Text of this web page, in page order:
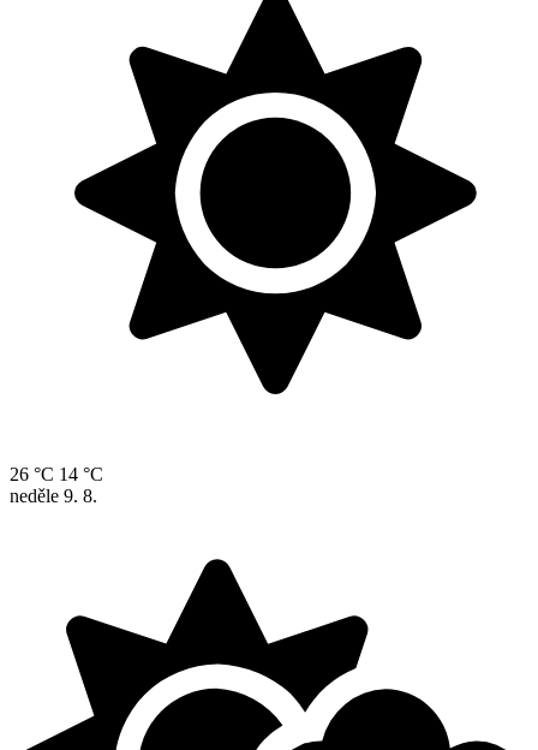
26 °C 14 °C
neděle 9. 8.